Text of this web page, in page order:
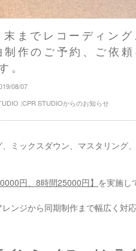
までレコーディング
作のご予約、ご依頼
。
08/07
CPR STUDIOからのお知らせ
ミックスダウン、マスタリング
円、8時間25000円】 を実施し
ンジから同期制作まで幅広く対